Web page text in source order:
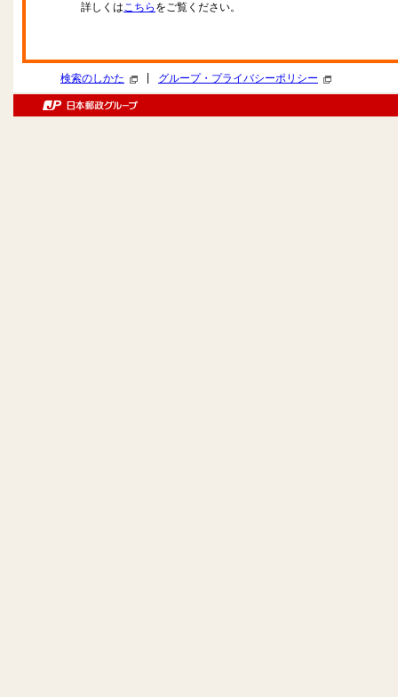
詳しくはこちら をご覧ください。
検索のしかた グループ・プライバシーポリシー